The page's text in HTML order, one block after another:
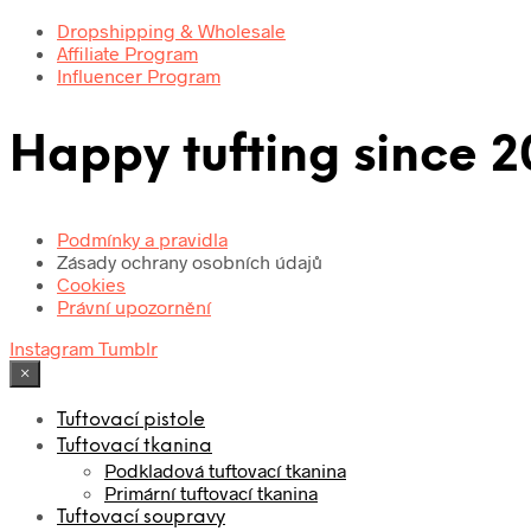
Dropshipping & Wholesale
Affiliate Program
Influencer Program
Happy tufting since
Podmínky a pravidla
Zásady ochrany osobních údajů
Cookies
Právní upozornění
Instagram Tumblr
×
Tuftovací pistole
Tuftovací tkanina
Podkladová tuftovací tkanina
Primární tuftovací tkanina
Tuftovací soupravy